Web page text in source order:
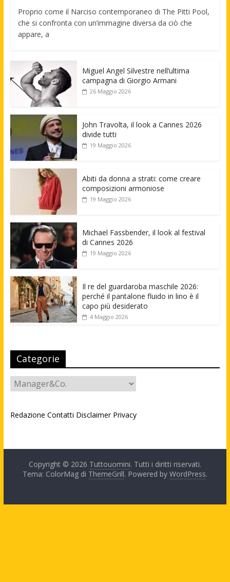
Proprio come il Narciso contemporaneo di The Pitti Pool,
che si confronta con un’immagine diversa da ciò che
appare, a
Miguel Angel Silvestre nell’ultima
campagna di Giorgio Armani
26 Maggio 2026
John Travolta, il look a Cannes 2026
divide tutti
19 Maggio 2026
Abiti da donna a strati: come creare
composizioni armoniose
19 Maggio 2026
Michael Fassbender, il look al festival
di Cannes 2026
19 Maggio 2026
Il re del guardaroba maschile 2026:
perché il pantalone fluido in lino è il
capo più desiderato
4 Maggio 2026
Categorie
Categorie
Redazione Contatti Disclaimer Privacy
Copyright © 2026 Tuttouomini. Tutti i diritti riservati.
Tema: ColorMag di ThemeGrill. Powered by WordPress.